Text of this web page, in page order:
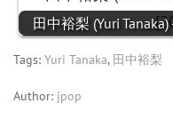
田中裕梨 (Yuri
Tags: Yuri Tanaka, 田中裕梨
Author: jpop